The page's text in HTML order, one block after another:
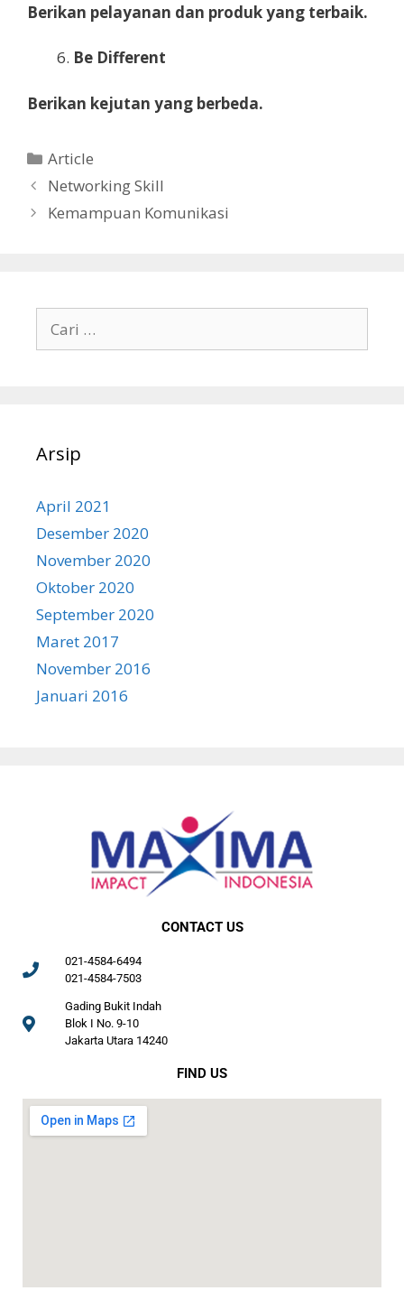
Berikan pelayanan dan produk yang terbaik.
Be Different
Berikan kejutan yang berbeda.
Article
Networking Skill
Kemampuan Komunikasi
Arsip
April 2021
Desember 2020
November 2020
Oktober 2020
September 2020
Maret 2017
November 2016
Januari 2016
CONTACT US
021-4584-6494
021-4584-7503
Gading Bukit Indah
Blok I No. 9-10
Jakarta Utara 14240
FIND US